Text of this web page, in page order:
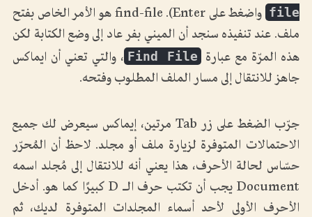
file
واضغط على Enter). find-file هو الأمر الخاص بفتح
ملف. عند تنفيذه سنجد أن الميني بفر عاد إلى وضع الكتابة لكن
هذه المرّة مع عبارة Find File ، والتي تعني أن ايماكس
جاهز للانتقال إلى مسار الملف المطلوب وفتحه.
جرّب الضغط على زر Tab مرتين، إيماكس سيعرض لك جميع
الاحتمالات المتوفرة لزيارة ملف أو مجلد. لاحظ أن المُحرّر
حسّاس لحالة الأحرف، هذا يعني أنه للانتقال إلى مُجلد اسمه
Document يجب أن تكتب حرف الـ D كبيرًا كما هو. أدخل
الأحرف الأولى لأحد أسماء المجلدات المتوفرة لديك، ثم